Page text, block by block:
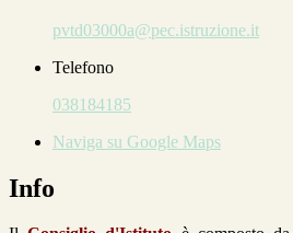
pvtd03000a@pec.istruzione.it
Telefono
038184185
Naviga su Google Maps
Info